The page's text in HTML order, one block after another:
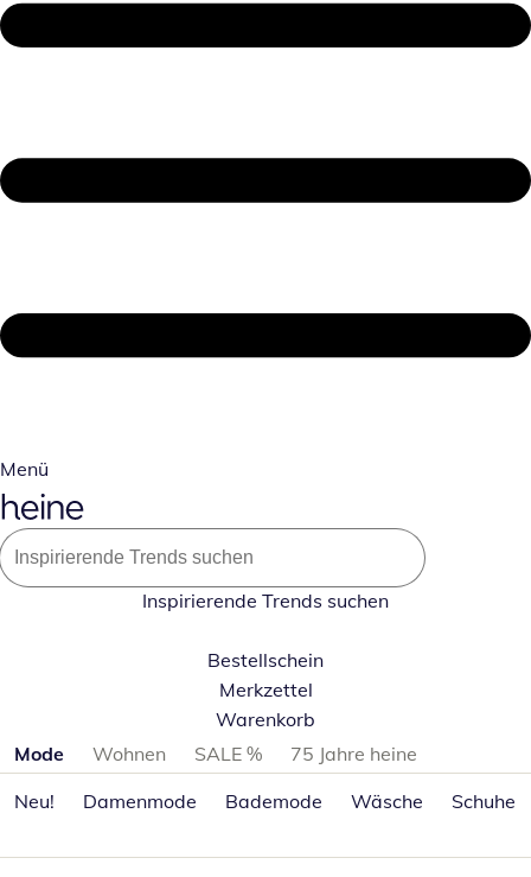
Menü
Inspirierende Trends suchen
Bestellschein
Merkzettel
Warenkorb
Produktkategorien überspringen
Mode Wohnen SALE %
75 Jahre heine
Neu!
Damenmode Bademode Wäsche Schuhe